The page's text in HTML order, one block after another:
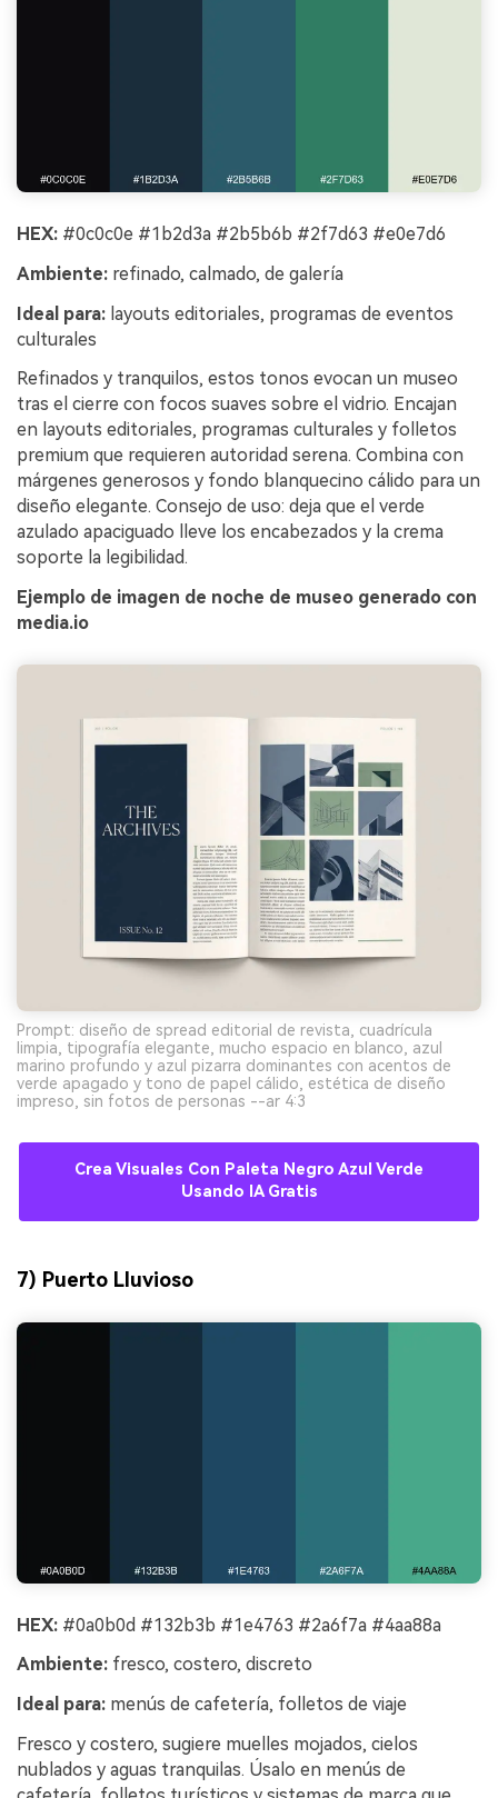
HEX: #0c0c0e #1b2d3a #2b5b6b #2f7d63 #e0e7d6
Ambiente: refinado, calmado, de galería
Ideal para: layouts editoriales, programas de eventos
culturales
Refinados y tranquilos, estos tonos evocan un museo
tras el cierre con focos suaves sobre el vidrio. Encajan
en layouts editoriales, programas culturales y folletos
premium que requieren autoridad serena. Combina con
márgenes generosos y fondo blanquecino cálido para un
diseño elegante. Consejo de uso: deja que el verde
azulado apaciguado lleve los encabezados y la crema
soporte la legibilidad.
Ejemplo de imagen de noche de museo generado con
media.io
Prompt: diseño de spread editorial de revista, cuadrícula
limpia, tipografía elegante, mucho espacio en blanco, azul
marino profundo y azul pizarra dominantes con acentos de
verde apagado y tono de papel cálido, estética de diseño
impreso, sin fotos de personas --ar 4:3
Crea Visuales Con Paleta Negro Azul Verde
Usando IA Gratis
7) Puerto Lluvioso
HEX: #0a0b0d #132b3b #1e4763 #2a6f7a #4aa88a
Ambiente: fresco, costero, discreto
Ideal para: menús de cafetería, folletos de viaje
Fresco y costero, sugiere muelles mojados, cielos
nublados y aguas tranquilas. Úsalo en menús de